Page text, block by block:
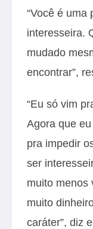
“Você é uma
interesseira.
mudado
encontrar”,
“Eu só vim
Agora que
pra impedir
ser
muito menos
muito
caráter”, diz